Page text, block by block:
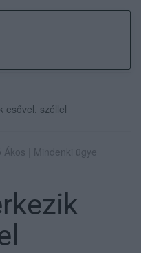
esővel, széllel
| Mindenki ügye